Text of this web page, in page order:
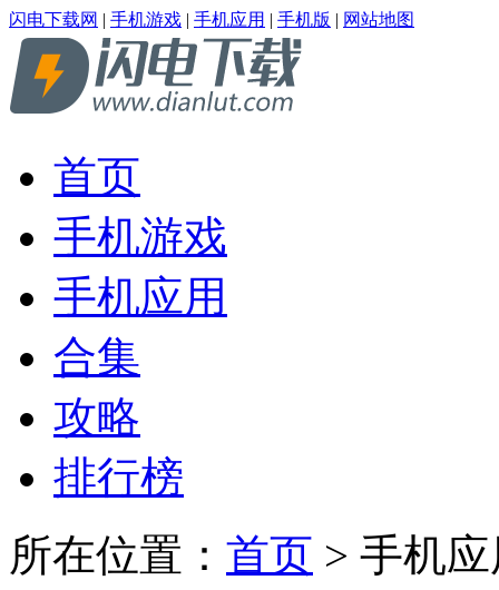
闪电下载网 | 手机游戏 | 手机应用 | 手机版 | 网站地图
首页
手机游戏
手机应用
合集
攻略
排行榜
所在位置： 首页 > 手机